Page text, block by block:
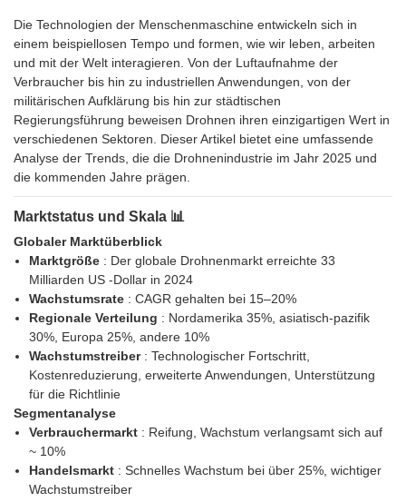
Die Technologien der Menschenmaschine entwickeln sich in
einem beispiellosen Tempo und formen, wie wir leben, arbeiten
und mit der Welt interagieren. Von der Luftaufnahme der
Verbraucher bis hin zu industriellen Anwendungen, von der
militärischen Aufklärung bis hin zur städtischen
Regierungsführung beweisen Drohnen ihren einzigartigen Wert in
verschiedenen Sektoren. Dieser Artikel bietet eine umfassende
Analyse der Trends, die die Drohnenindustrie im Jahr 2025 und
die kommenden Jahre prägen.
Marktstatus und Skala 📊
Globaler Marktüberblick
Marktgröße : Der globale Drohnenmarkt erreichte 33
Milliarden US -Dollar in 2024
Wachstumsrate : CAGR gehalten bei 15–20%
Regionale Verteilung : Nordamerika 35%, asiatisch-pazifik
30%, Europa 25%, andere 10%
Wachstumstreiber : Technologischer Fortschritt,
Kostenreduzierung, erweiterte Anwendungen, Unterstützung
für die Richtlinie
Segmentanalyse
Verbrauchermarkt : Reifung, Wachstum verlangsamt sich auf
~ 10%
Handelsmarkt : Schnelles Wachstum bei über 25%, wichtiger
Wachstumstreiber